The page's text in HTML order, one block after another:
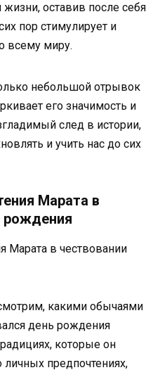
оставив после себя
пор стимулирует и
всему миру.
небольшой отрывок
его значимость и
след в истории,
и учить нас до сих
Марата в
рождения
какими обычаями
день рождения
которые он
личных предпочтениях,